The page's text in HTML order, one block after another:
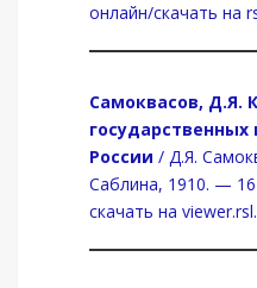
онлайн/скачать на
Самоквасов, Д.Я.
России / Д.Я.
Саблина, 1910. — 16
скачать на